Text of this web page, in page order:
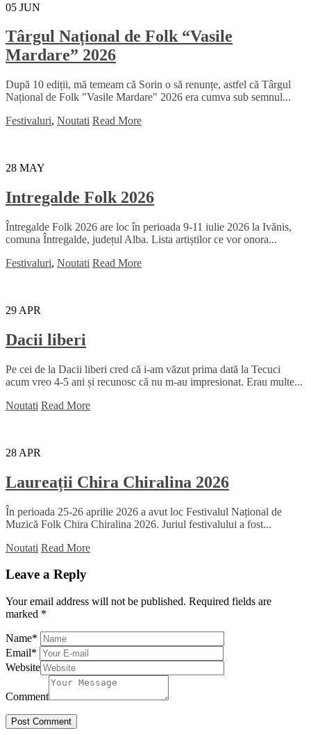
05 JUN
Târgul Național de Folk “Vasile
Mardare” 2026
După 10 ediții, mă temeam că Sorin o să renunțe, astfel că Târgul
Național de Folk "Vasile Mardare" 2026 era cumva sub semnul...
Festivaluri, Noutati Read More
28 MAY
Intregalde Folk 2026
Întregalde Folk 2026 are loc în perioada 9-11 iulie 2026 la Ivănis,
comuna Întregalde, județul Alba. Lista artiștilor ce vor onora...
Festivaluri, Noutati Read More
29 APR
Dacii liberi
Pe cei de la Dacii liberi cred că i-am văzut prima dată la Tecuci
acum vreo 4-5 ani și recunosc că nu m-au impresionat. Erau multe...
Noutati Read More
28 APR
Laureații Chira Chiralina 2026
În perioada 25-26 aprilie 2026 a avut loc Festivalul Național de
Muzică Folk Chira Chiralina 2026. Juriul festivalului a fost...
Noutati Read More
Leave a Reply
Your email address will not be published. Required fields are
marked *
Name*
Email*
Website
Comment